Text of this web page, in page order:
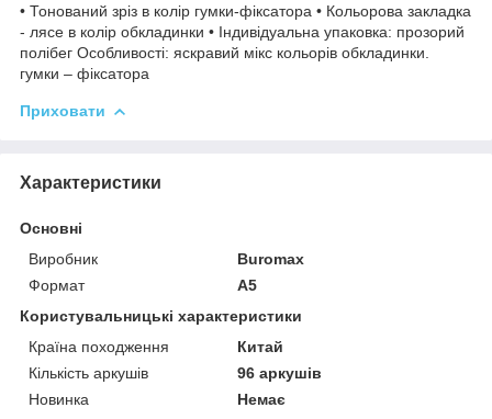
• Тонований зріз в колір гумки-фіксатора • Кольорова закладка
- лясе в колір обкладинки • Індивідуальна упаковка: прозорий
полібег Особливості: яскравий мікс кольорів обкладинки.
гумки – фіксатора
Приховати
Характеристики
Основні
Виробник
Buromax
Формат
A5
Користувальницькі характеристики
Країна походження
Китай
Кількість аркушів
96 аркушів
Новинка
Немає